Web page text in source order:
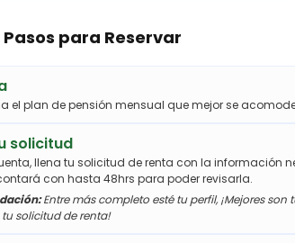
Pasos para Reservar
el plan de pensión mensual que mejor se
solicitud
llena tu solicitud de renta con la información
con hasta 48hrs para poder revisarla.
Entre más completo esté tu perfil, ¡Mejores
solicitud de renta!